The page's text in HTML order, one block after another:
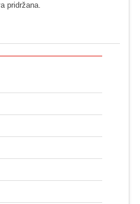
pridržana.